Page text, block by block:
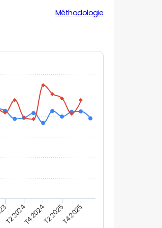
Méthodologie
T2 2024T4 2024T2 2025T4 2025